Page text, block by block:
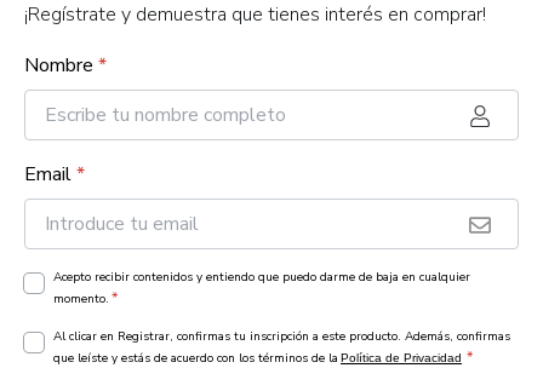
¡Regístrate y demuestra que tienes interés en comprar!
Nombre *
Email*
Acepto recibir contenidos y entiendo que puedo darme de baja en cualquier
momento. *
Al clicar en Registrar, confirmas tu inscripción a este producto. Además, confirmas
que leíste y estás de acuerdo con los términos de la Política de Privacidad *